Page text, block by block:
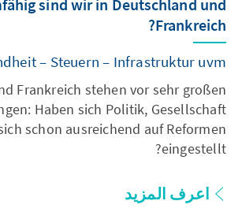
sind wir in Deutschland und
Frankreich?
– Steuern – Infrastruktur uvm.
Frankreich stehen vor sehr großen
Haben sich Politik, Gesellschaft
schon ausreichend auf Reformen
eingestellt?
اعرف المزيد